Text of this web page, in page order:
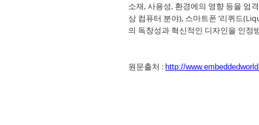
소재, 사용성, 환경에의 영향 등을 엄
상 컴퓨터 분야), 스마트폰 ‘리퀴드
의 독창성과 혁신적인 디자인을 인정
원문출처 : http://